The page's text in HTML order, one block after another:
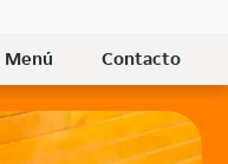
Menú Contacto